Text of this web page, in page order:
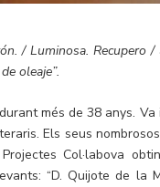
/ Luminosa.
oleaje”.
més de 38 anys.
Els seus
Col·labova
“D. Quijote de la